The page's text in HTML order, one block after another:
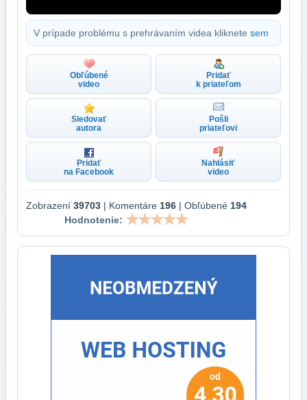
V prípade problému s prehrávaním videa kliknete sem
Obľúbené
video
Pridať
k priateľom
Sledovať
autora
Pošli
priateľovi
Pridať
na Facebook
Nahlásiť
video
Zobrazení 39703 | Komentáre 196 | Obľúbené 194
Hodnotenie: